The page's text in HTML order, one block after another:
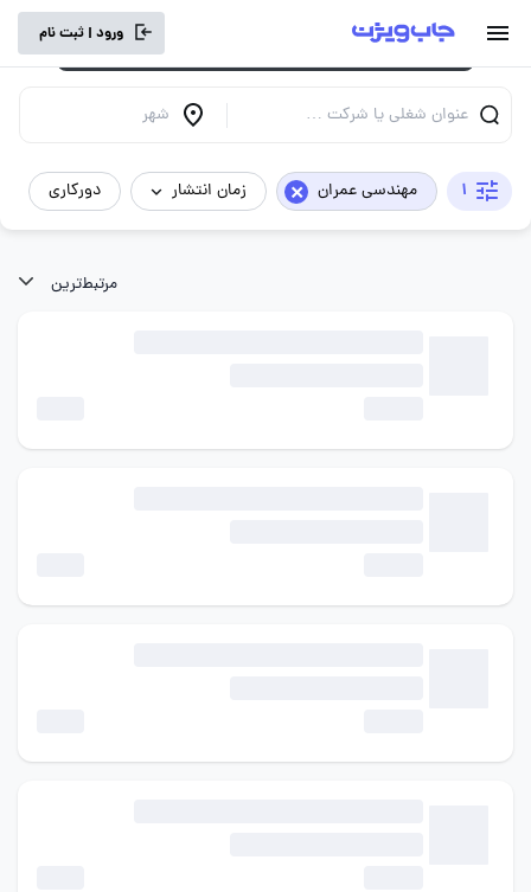
ورود | ثبت نام
عنوان شغلی یا شرکت … شهر
1 مهندسی عمران × زمان انتشار دورکاری
برای تجربه کاربری بهتر و سرعت بالاتر، vpn
خود را خاموش کنید.